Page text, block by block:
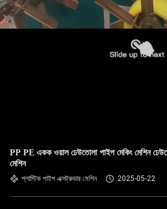
PP PE একক ওয়াল ঢেউতোলা পাইপ মেকিং মেশিন
মেশিন
প্লাস্টিক পাইপ এক্সট্রুডার মেশিন 2025-05-22